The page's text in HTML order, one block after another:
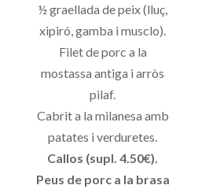
½ graellada de peix (lluç,
xipiró, gamba i musclo).
Filet de porc a la
mostassa antiga i arròs
pilaf.
Cabrit a la milanesa amb
patates i verduretes.
Callos (supl. 4.50€).
Peus de porc a la brasa